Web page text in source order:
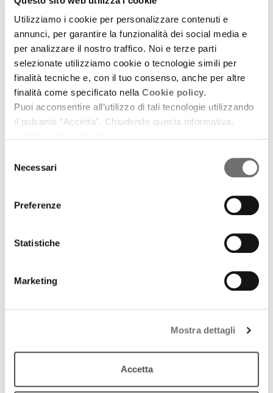
Utilizziamo i cookie per personalizzare contenuti e
annunci, per garantire la funzionalità dei social media e
per analizzare il nostro traffico. Noi e terze parti
selezionate utilizziamo cookie o tecnologie simili per
finalità tecniche e, con il tuo consenso, anche per altre
finalità come specificato nella Cookie policy.
Puoi acconsentire all’utilizzo di tali tecnologie utilizzando
il pulsante “Accetta”. Chiudendo questa informativa,
delNecessari
Preferenze
Statistiche
Marketing
Mostra dettagli
Accetta
18 febbraio 2016
Ascolta downloadPodcast